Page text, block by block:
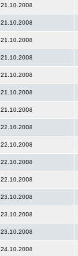
21.10.2008
21.10.2008
21.10.2008
21.10.2008
21.10.2008
21.10.2008
21.10.2008
22.10.2008
22.10.2008
22.10.2008
22.10.2008
23.10.2008
23.10.2008
23.10.2008
24.10.2008